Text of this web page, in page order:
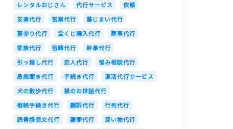
レンタルおじさん
代行サービス
依頼
友達代行
営業代行
墓じまい代行
墓参り代行
宝くじ購入代行
家事代行
家族代行
宿題代行
幹事代行
引っ越し代行
恋人代行
悩み相談代行
愚痴聞き代行
手続き代行
涙活代行サービス
犬の散歩代行
猫のお世話代行
相続手続き代行
翻訳代行
行列代行
読書感想文代行
謝罪代行
買い物代行